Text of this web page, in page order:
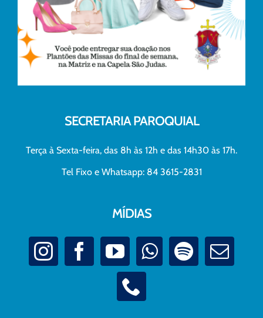
SECRETARIA PAROQUIAL
Terça à Sexta-feira, das 8h às 12h e das 14h30 às 17h.
Tel Fixo e Whatsapp: 84 3615-2831
MÍDIAS